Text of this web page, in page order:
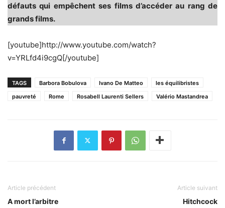
défauts qui empêchent ses films d’accéder au rang de
grands films.
[youtube]http://www.youtube.com/watch?
v=YRLfd4i9cgQ[/youtube]
TAGS Barbora Bobulova Ivano De Matteo
les équilibristes
pauvreté
Rome Rosabell Laurenti Sellers Valério Mastandrea
Article précédent
A mort l’arbitre
Article suivant
Hitchcock